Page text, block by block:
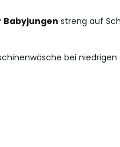
Babyjungen streng auf
bei